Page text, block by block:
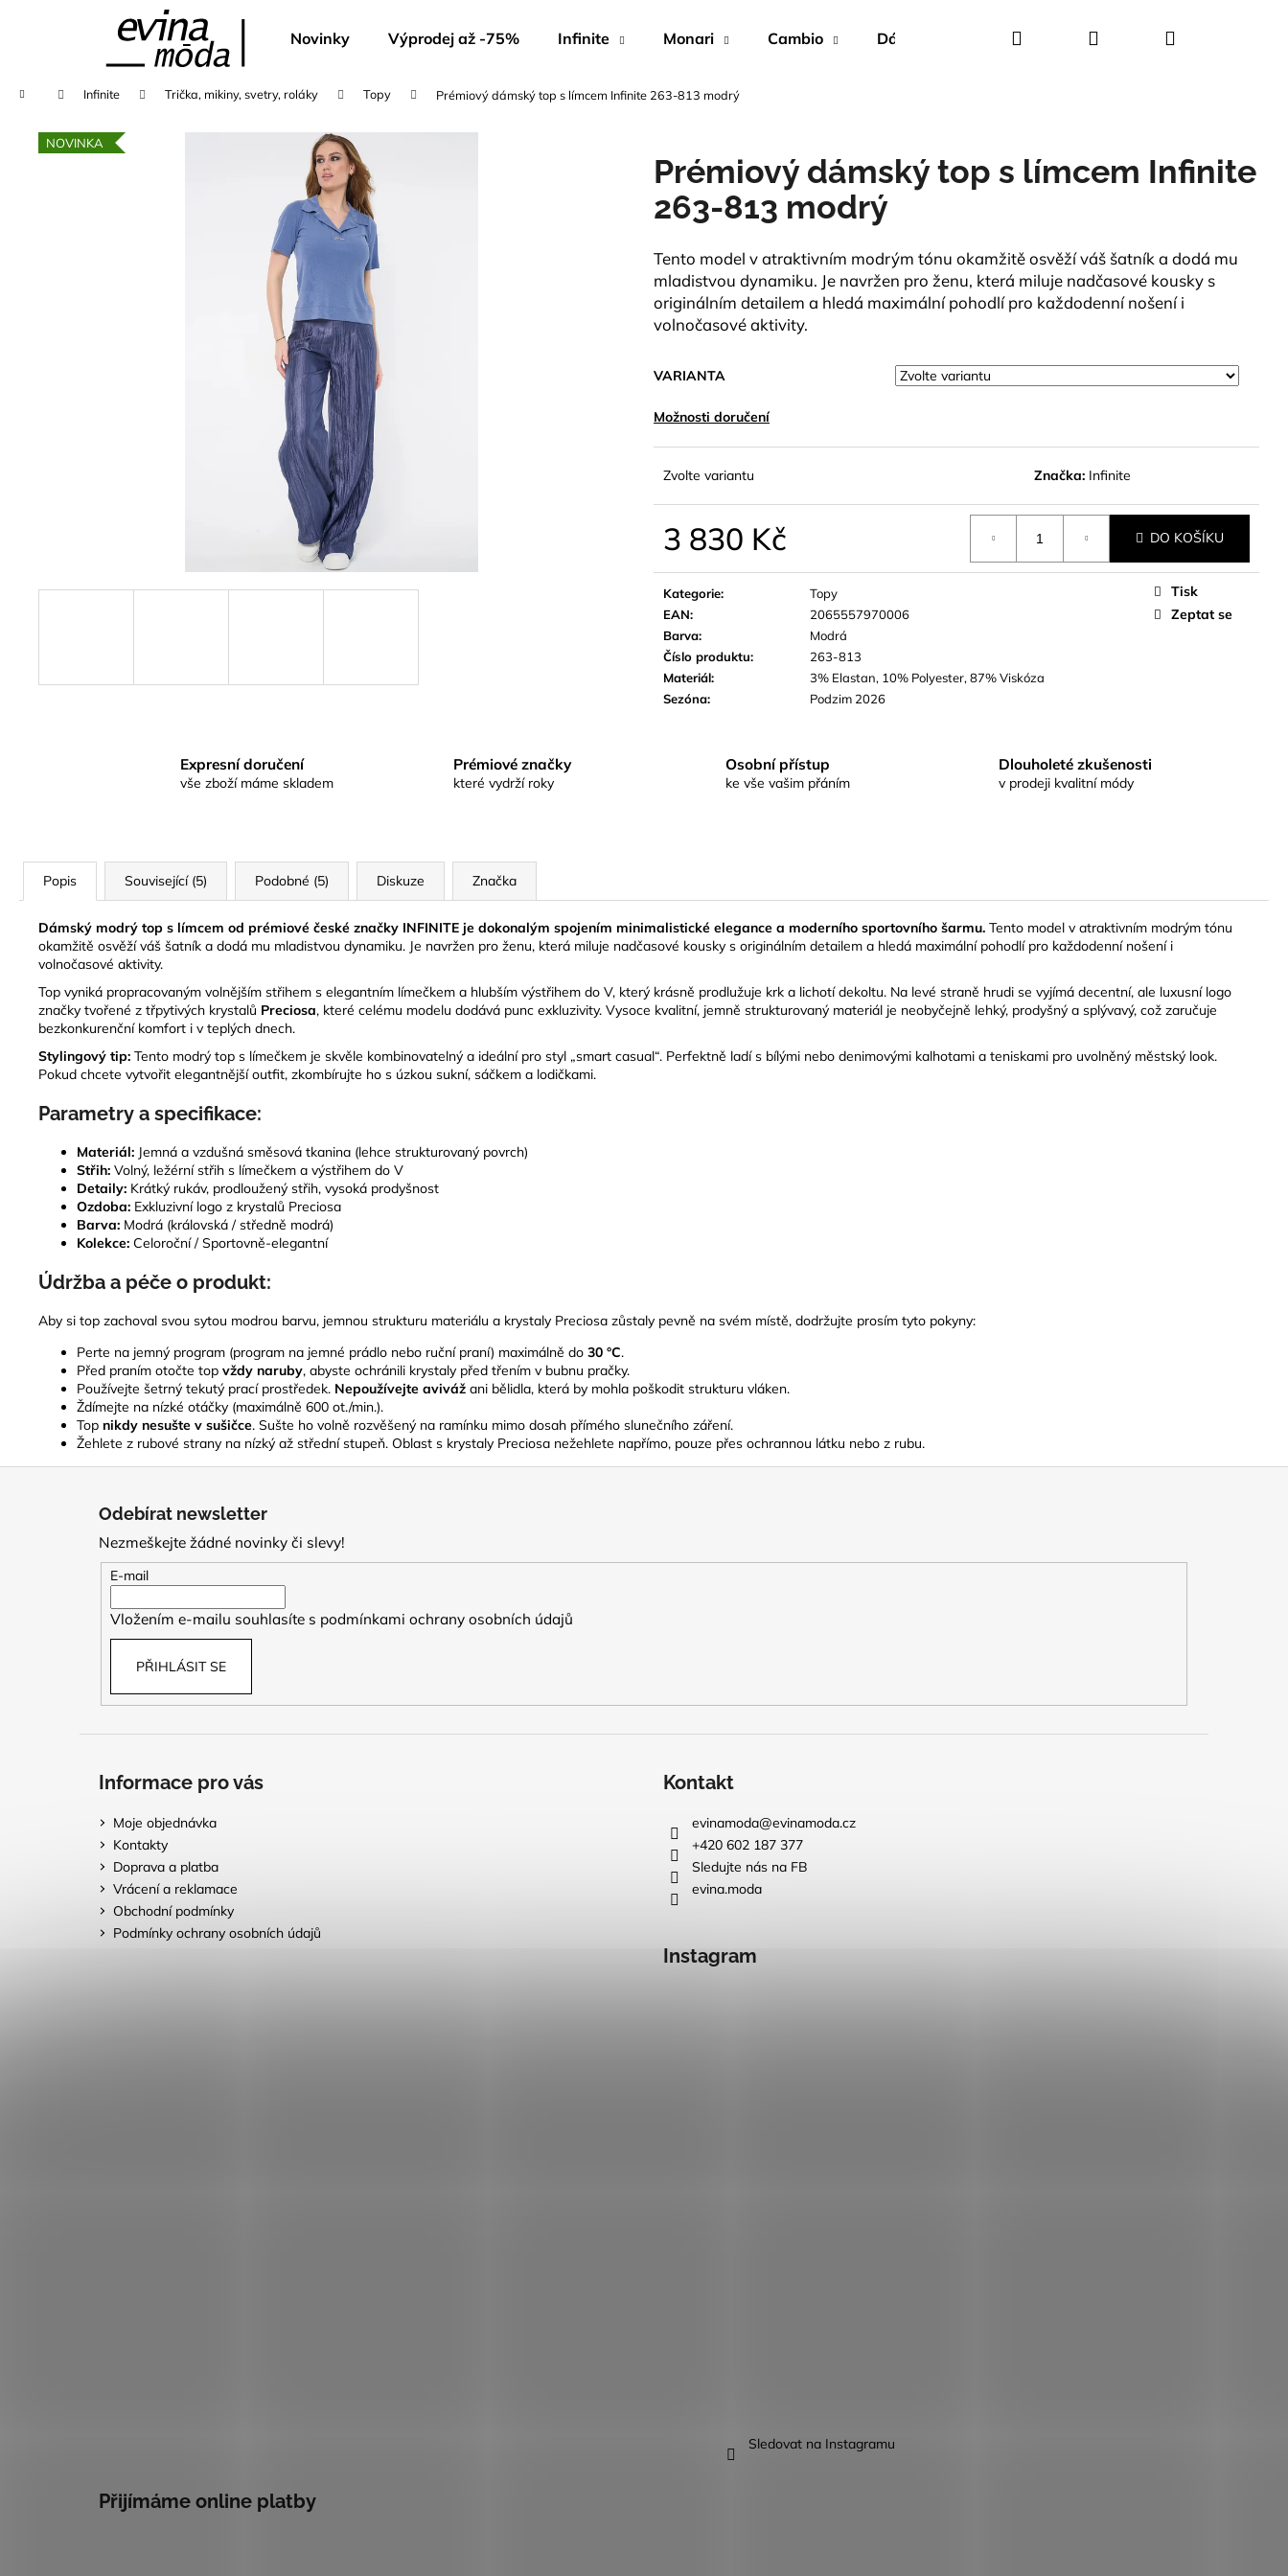
Novinky Výprodej až -75% Infinite Monari Cambio Dárkové poukazy Creenstone
Hledat PřihlášeníNákupní
Domů Infinite Trička, mikiny, svetry, roláky Topy Prémiový dámský top s límcem Infinite 263-813 modrý
Prémiový dámský top s límcem Infinite
263-813 modrý
Tento model v atraktivním modrým tónu okamžitě osvěží váš šatník a dodá mu
mladistvou dynamiku. Je navržen pro ženu, která miluje nadčasové kousky s
originálním detailem a hledá maximální pohodlí pro každodenní nošení i
volnočasové aktivity.
VARIANTA
Možnosti doručení
Zvolte variantu Značka: Infinite
3 830 Kč DO KOŠÍKU
Kategorie:
Topy
EAN:
2065557970006
Barva:
Modrá
Číslo produktu:
263-813
Materiál:
3% Elastan, 10% Polyester, 87% Viskóza
Sezóna: Podzim 2026
Tisk
Zeptat se
NOVINKA
Expresní doručení
vše zboží máme skladem
Prémiové značky
které vydrží roky
Osobní přístup
ke vše vašim přáním
Dlouholeté zkušenosti
v prodeji kvalitní módy
Popis Související (5) Podobné (5) Diskuze Značka
Dámský modrý top s límcem od prémiové české značky INFINITE je dokonalým spojením minimalistické elegance a moderního sportovního šarmu. Tento model v atraktivním modrým tónu
okamžitě osvěží váš šatník a dodá mu mladistvou dynamiku. Je navržen pro ženu, která miluje nadčasové kousky s originálním detailem a hledá maximální pohodlí pro každodenní nošení i
volnočasové aktivity.
Top vyniká propracovaným volnějším střihem s elegantním límečkem a hlubším výstřihem do V, který krásně prodlužuje krk a lichotí dekoltu. Na levé straně hrudi se vyjímá decentní, ale luxusní logo
značky tvořené z třpytivých krystalů Preciosa, které celému modelu dodává punc exkluzivity. Vysoce kvalitní, jemně strukturovaný materiál je neobyčejně lehký, prodyšný a splývavý, což zaručuje
bezkonkurenční komfort i v teplých dnech.
Stylingový tip: Tento modrý top s límečkem je skvěle kombinovatelný a ideální pro styl „smart casual“. Perfektně ladí s bílými nebo denimovými kalhotami a teniskami pro uvolněný městský look.
Pokud chcete vytvořit elegantnější outfit, zkombírujte ho s úzkou sukní, sáčkem a lodičkami.
Parametry a specifikace:
Materiál: Jemná a vzdušná směsová tkanina (lehce strukturovaný povrch)
Střih: Volný, ležérní střih s límečkem a výstřihem do V
Detaily: Krátký rukáv, prodloužený střih, vysoká prodyšnost
Ozdoba: Exkluzivní logo z krystalů Preciosa
Barva: Modrá (královská / středně modrá)
Kolekce: Celoroční / Sportovně-elegantní
Údržba a péče o produkt:
Aby si top zachoval svou sytou modrou barvu, jemnou strukturu materiálu a krystaly Preciosa zůstaly pevně na svém místě, dodržujte prosím tyto pokyny:
Perte na jemný program (program na jemné prádlo nebo ruční praní) maximálně do 30 °C.
Před praním otočte top vždy naruby, abyste ochránili krystaly před třením v bubnu pračky.
Používejte šetrný tekutý prací prostředek. Nepoužívejte aviváž ani bělidla, která by mohla poškodit strukturu vláken.
Ždímejte na nízké otáčky (maximálně 600 ot./min.).
Top nikdy nesušte v sušičce. Sušte ho volně rozvěšený na ramínku mimo dosah přímého slunečního záření.
Žehlete z rubové strany na nízký až střední stupeň. Oblast s krystaly Preciosa nežehlete napřímo, pouze přes ochrannou látku nebo z rubu.
Co potřebujete najít?
HLEDAT
Odebírat newsletter
Nezmeškejte žádné novinky či slevy!
E-mail
Vložením e-mailu souhlasíte s podmínkami ochrany osobních údajů
PŘIHLÁSIT SE
Informace pro vás
Moje objednávka
Kontakty
Doprava a platba
Vrácení a reklamace
Obchodní podmínky
Podmínky ochrany osobních údajů
Kontakt
evinamoda@evinamoda.cz
+420 602 187 377
Sledujte nás na FB
evina.moda
Instagram
Sledovat na Instagramu
Přijímáme online platby